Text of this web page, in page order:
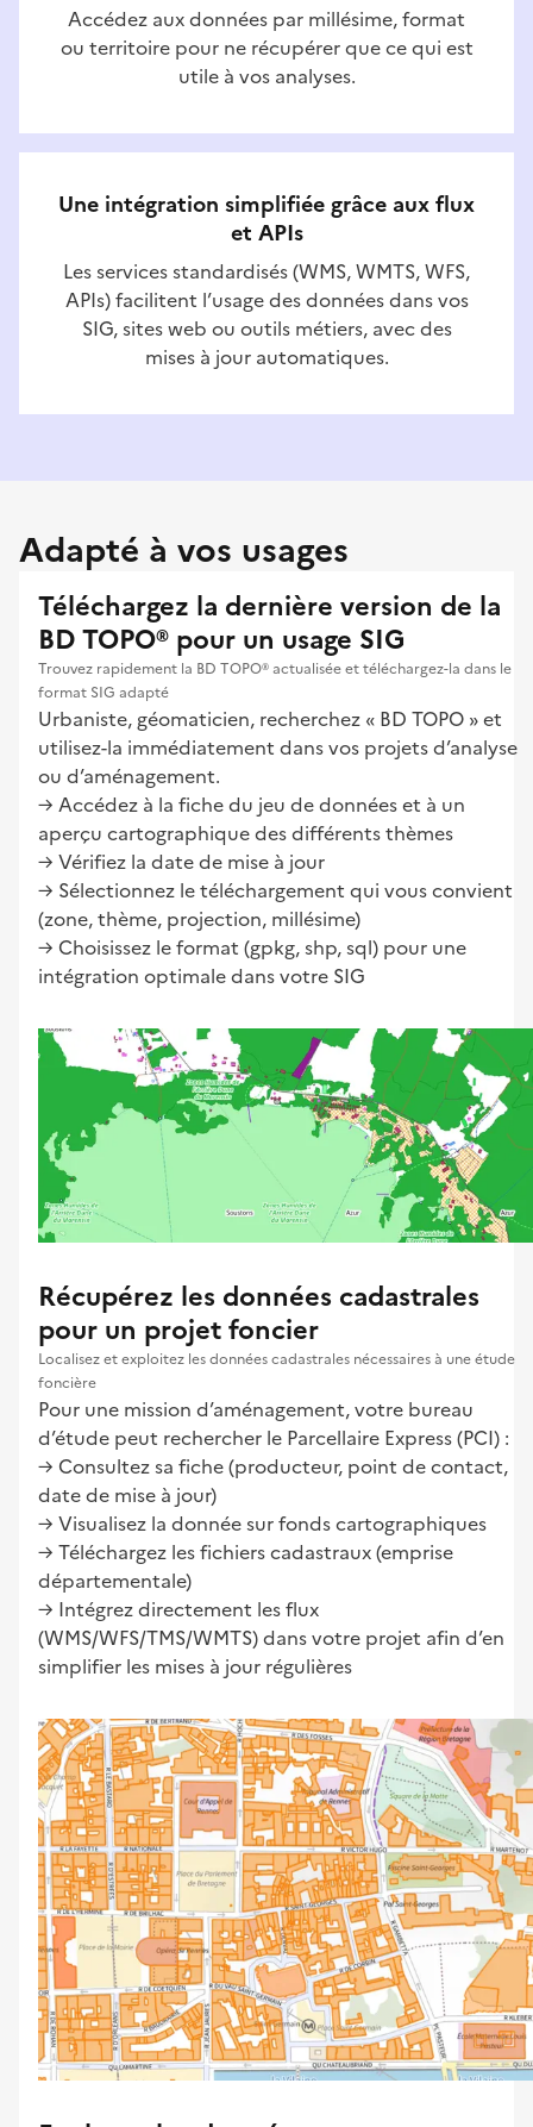
Accédez aux données par millésime, format
ou territoire pour ne récupérer que ce qui est
utile à vos analyses.
Une intégration simplifiée grâce aux flux
et APIs
Les services standardisés (WMS, WMTS, WFS,
APIs) facilitent l’usage des données dans vos
SIG, sites web ou outils métiers, avec des
mises à jour automatiques.
Adapté à vos usages
Téléchargez la dernière version de la
BD TOPO® pour un usage SIG
Trouvez rapidement la BD TOPO® actualisée et téléchargez-la dans le
format SIG adapté
Urbaniste, géomaticien, recherchez « BD TOPO » et
utilisez-la immédiatement dans vos projets d’analyse
ou d’aménagement.
→ Accédez à la fiche du jeu de données et à un
aperçu cartographique des différents thèmes
→ Vérifiez la date de mise à jour
→ Sélectionnez le téléchargement qui vous convient
(zone, thème, projection, millésime)
→ Choisissez le format (gpkg, shp, sql) pour une
intégration optimale dans votre SIG
Récupérez les données cadastrales
pour un projet foncier
Localisez et exploitez les données cadastrales nécessaires à une étude
foncière
Pour une mission d’aménagement, votre bureau
d’étude peut rechercher le Parcellaire Express (PCI) :
→ Consultez sa fiche (producteur, point de contact,
date de mise à jour)
→ Visualisez la donnée sur fonds cartographiques
→ Téléchargez les fichiers cadastraux (emprise
départementale)
→ Intégrez directement les flux
(WMS/WFS/TMS/WMTS) dans votre projet afin d’en
simplifier les mises à jour régulières